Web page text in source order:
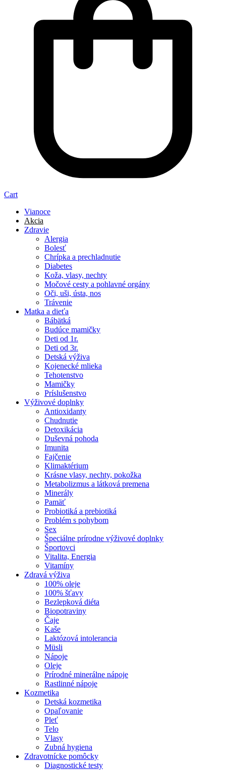
Cart
Vianoce
Akcia
Zdravie
Alergia
Bolesť
Chrípka a prechladnutie
Diabetes
Koža, vlasy, nechty
Močové cesty a pohlavné orgány
Oči, uši, ústa, nos
Trávenie
Matka a dieťa
Bábätká
Budúce mamičky
Deti od 1r.
Deti od 3r.
Detská výživa
Kojenecké mlieka
Tehotenstvo
Mamičky
Príslušenstvo
Výživové doplnky
Antioxidanty
Chudnutie
Detoxikácia
Duševná pohoda
Imunita
Fajčenie
Klimaktérium
Krásne vlasy, nechty, pokožka
Metabolizmus a látková premena
Minerály
Pamäť
Probiotiká a prebiotiká
Problém s pohybom
Sex
Špeciálne prírodne výživové doplnky
Športovci
Vitalita, Energia
Vitamíny
Zdravá výživa
100% oleje
100% šťavy
Bezlepková diéta
Biopotraviny
Čaje
Kaše
Laktózová intolerancia
Müsli
Nápoje
Oleje
Prírodné minerálne nápoje
Rastlinné nápoje
Kozmetika
Detská kozmetika
Opaľovanie
Pleť
Telo
Vlasy
Zubná hygiena
Zdravotnícke pomôcky
Diagnostické testy